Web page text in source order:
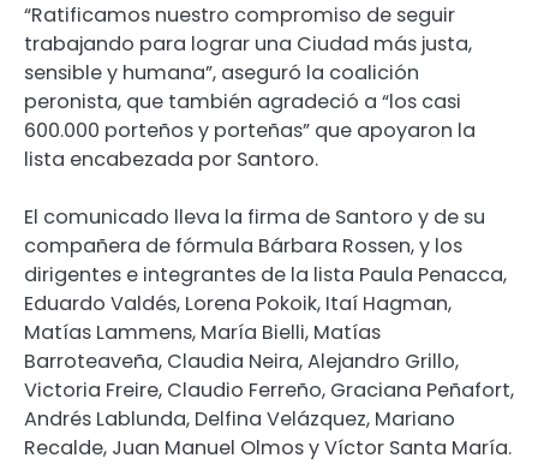
“Ratificamos nuestro compromiso de seguir
trabajando para lograr una Ciudad más justa,
sensible y humana”, aseguró la coalición
peronista, que también agradeció a “los casi
600.000 porteños y porteñas” que apoyaron la
lista encabezada por Santoro.
El comunicado lleva la firma de Santoro y de su
compañera de fórmula Bárbara Rossen, y los
dirigentes e integrantes de la lista Paula Penacca,
Eduardo Valdés, Lorena Pokoik, Itaí Hagman,
Matías Lammens, María Bielli, Matías
Barroteaveña, Claudia Neira, Alejandro Grillo,
Victoria Freire, Claudio Ferreño, Graciana Peñafort,
Andrés Lablunda, Delfina Velázquez, Mariano
Recalde, Juan Manuel Olmos y Víctor Santa María.